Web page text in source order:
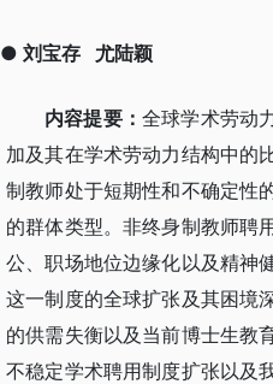
● 刘宝存 尤陆颖
内容提要： 全球学术劳动
加及其在学术劳动力结构中的
制教师处于短期性和不确定性
的群体类型。非终身制教师聘
公、职场地位边缘化以及精神
这一制度的全球扩张及其困境
的供需失衡以及当前博士生教
不稳定学术聘用制度扩张以及